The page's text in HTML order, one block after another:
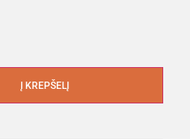
Į KREPŠELĮ